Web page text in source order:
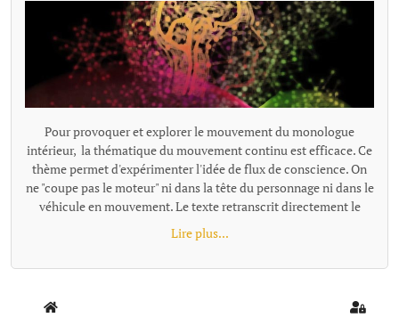
Pour provoquer et explorer le mouvement du monologue
intérieur, la thématique du mouvement continu est efficace. Ce
thème permet d'expérimenter l'idée de flux de conscience. On
ne "coupe pas le moteur" ni dans la tête du personnage ni dans le
véhicule en mouvement. Le texte retranscrit directement le
monologue intérieur comme un "micro branché dans le
cerveau". Exemples de textes écrits avec cette proposition : -
Lire plus...
Home Sign In